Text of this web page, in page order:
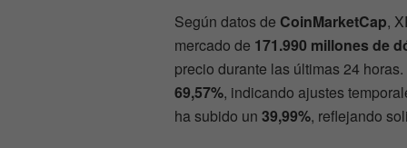
Según datos de CoinMarketCap,
mercado de 171.990 millones de
precio durante las últimas 24
69,57%, indicando ajustes
ha subido un 39,99%, reflejando